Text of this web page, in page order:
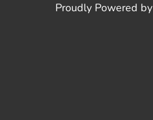
Proudly Powered by